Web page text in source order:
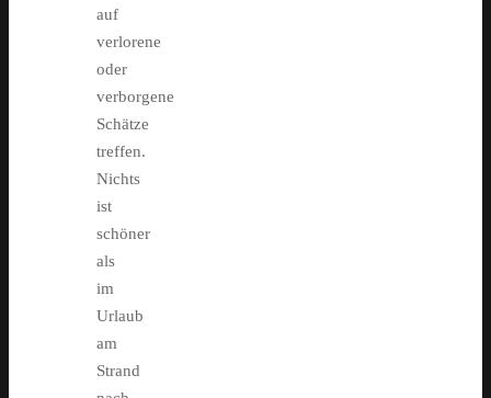
auf
verlorene
oder
verborgene
Schätze
treffen.
Nichts
ist
schöner
als
im
Urlaub
am
Strand